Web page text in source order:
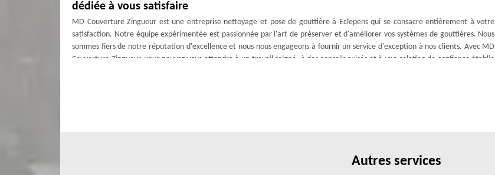
dédiée à vous satisfaire
MD Couverture Zingueur est une entreprise nettoyage et pose de gouttière à Eclepens qui se consacre entièrement à votre
satisfaction. Notre équipe expérimentée est passionnée par l'art de préserver et d'améliorer vos systèmes de gouttières. Nous
sommes fiers de notre réputation d'excellence et nous nous engageons à fournir un service d'exception à nos clients. Avec MD
Couverture Zingueur, vous pouvez vous attendre à un travail soigné, à des conseils avisés et à une relation de confiance établie
Autres services